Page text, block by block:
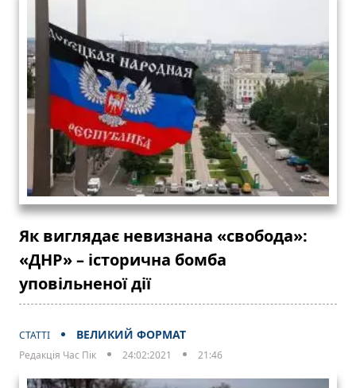
Як виглядає невизнана «свобода»:
«ДНР» – історична бомба
уповільненої дії
СТАТТІ ВЕЛИКИЙ ФОРМАТ
Редакція Час Пік 24:02:2021 21:46